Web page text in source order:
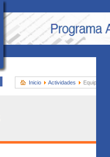
Inicio Actividades Equipo